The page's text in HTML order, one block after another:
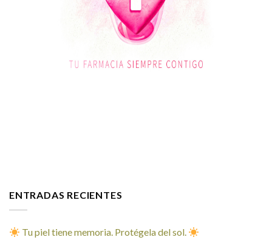
ENTRADAS RECIENTES
Tu piel tiene memoria. Protégela del sol.